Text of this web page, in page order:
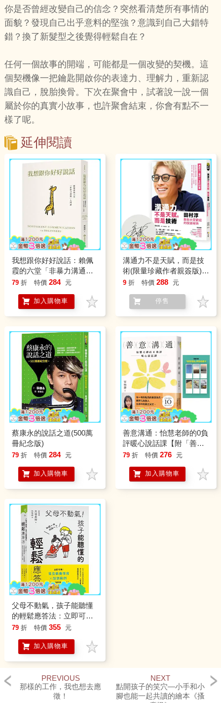
你是否曾經改變自己的信念？突然看清楚所有事情的
面貌？發現自己出乎意料的堅強？意識到自己大錯特
錯？換了新髮型之後覺得輕鬆自在？
任何一個故事的開端，可能都是一個改變的契機。這
個契機像一把鑰匙開啟你的表達力、理解力，重新認
識自己，脫胎換骨。下次在聚會中，試著說一說一個
屬於你的真實小故事，也許聚會結束，你會有點不一
樣了呢。
延伸閱讀
我想跟你好好說話：賴佩
霞的六堂「非暴力溝通」
入門課
79 折 特價 284 元
加入購物車
溝通力不是天賦，而是技
術(限量珍藏作者親簽版)：
田村淳教你大受歡迎的說
9 折 特價 288 元
停售
蔡康永的說話之道(500萬
冊紀念版)
79 折 特價 284 元
加入購物車
善意溝通：怡慧老師的0負
評暖心說話課【附「善意
潛能」手跡收藏卡】
79 折 特價 276 元
加入購物車
父母不動氣，孩子能聽懂
的輕鬆應答法：立即可
用！常見教養情境ｘ話語
心累
79 折 特價 355 元
加入購物車
PREVIOUS
那樣的工作，我也想去應
徵！
NEXT
點開孩子的笑穴—小手和小
腳也能一起共讀的繪本《搔